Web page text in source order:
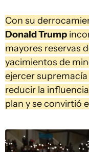
Con su
Donald Trump
mayores reservas
yacimientos de
ejercer
reducir la
plan y se convirtió